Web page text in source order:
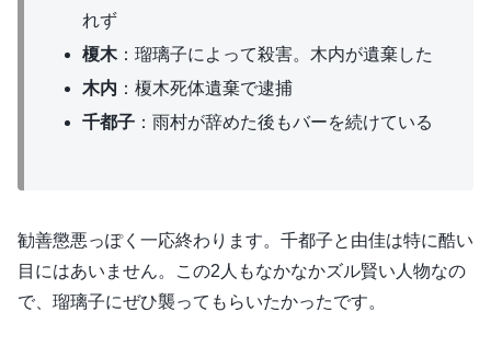
れず
榎木：瑠璃子によって殺害。木内が遺棄した
木内 ：榎木死体遺棄で逮捕
千都子 ：雨村が辞めた後もバーを続けている
勧善懲悪っぽく一応終わります。千都子と由佳は特に酷い
目にはあいません。この2人もなかなかズル賢い人物なの
で、瑠璃子にぜひ襲ってもらいたかったです。